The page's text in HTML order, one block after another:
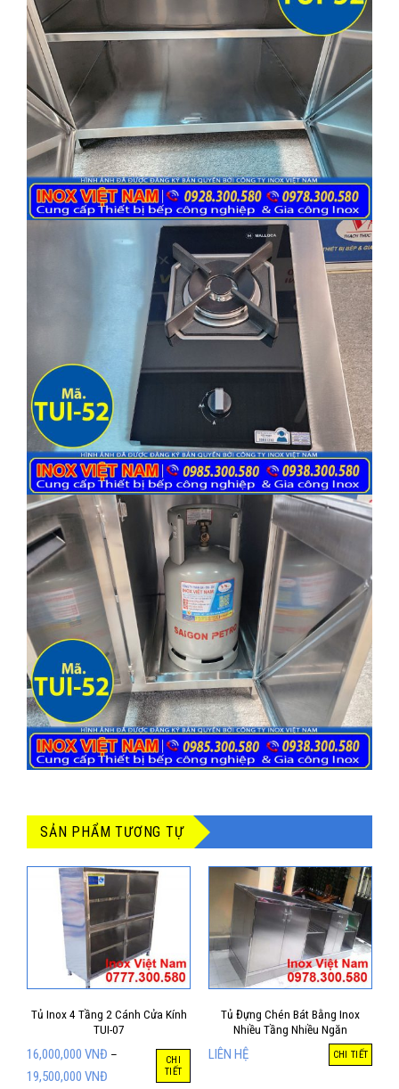
SẢN PHẨM TƯƠNG TỰ
Tủ Inox 4 Tầng 2 Cánh Cửa Kính
TUI-07
16,000,000 VNĐ –
19,500,000 VNĐ
CHI
TIẾT
Tủ Đựng Chén Bát Bằng Inox
Nhiều Tầng Nhiều Ngăn
LIÊN HỆ CHI TIẾT